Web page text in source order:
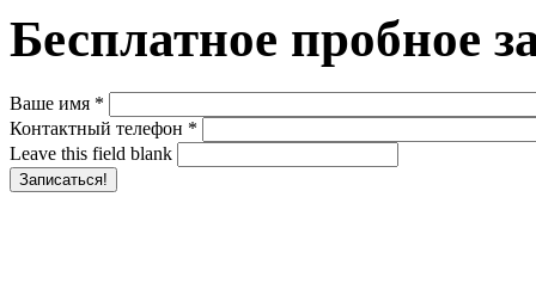
Бесплатное пробное
Ваше имя *
Контактный телефон *
Leave this field blank